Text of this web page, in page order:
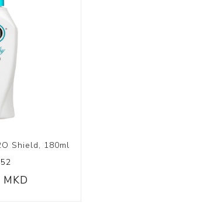
Shield, 180ml
MKD